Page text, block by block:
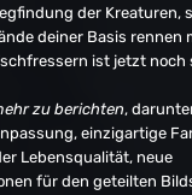
der Kreaturen,
deiner Basis rennen
ist jetzt noch
zu berichten,
einzigartige
Lebensqualität, neue
für den geteilten